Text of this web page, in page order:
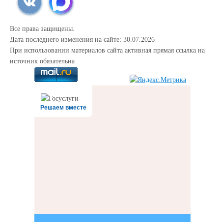
Все права защищены.
Дата последнего изменения на сайте: 30.07.2026
При использовании материалов сайта активная прямая ссылка на
источник обязательна
Решаем вместе